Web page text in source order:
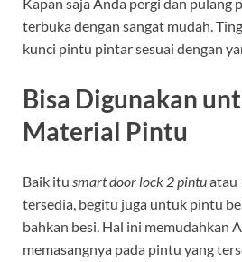
terbuka dengan sangat mudah.
kunci pintu pintar sesuai dengan
Bisa Digunakan
Material Pintu
Baik itu smart door lock 2 pintuatau
tersedia, begitu juga untuk pintu
bahkan besi. Hal ini memudahkan
memasangnya pada pintu yang